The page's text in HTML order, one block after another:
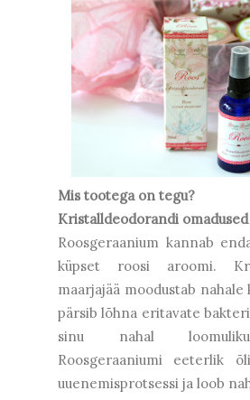
Mis tootega on tegu?
Kristalldeodorandi omadused
Roosgeraanium kannab
küpset roosi aroomi.
maarjajää moodustab nahale
pärsib lõhna eritavate
sinu nahal
Roosgeraaniumi eeterlik
uuenemisprotsessi ja loob